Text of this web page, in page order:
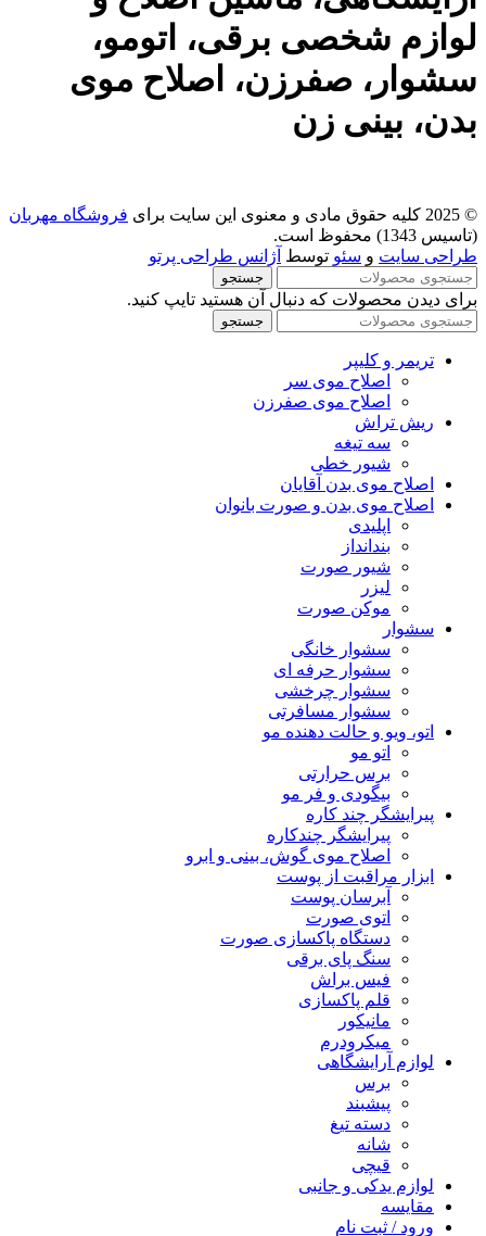
لوازم شخصی برقی، اتومو،
سشوار، صفرزن، اصلاح موی
بدن، بینی زن
© 2025 کلیه حقوق مادی و معنوی این سایت برای
فروشگاه مهربان
(تاسیس 1343) محفوظ است.
طراحی سایت و سئو توسط آژانس طراحی پرتو
جستجو
برای دیدن محصولات که دنبال آن هستید تایپ کنید.
جستجو
تریمر و کلیپر
اصلاح موی سر
اصلاح موی صفرزن
ریش تراش
سه تیغه
شیور خطی
اصلاح موی بدن آقایان
اصلاح موی بدن و صورت بانوان
اپلیدی
بندانداز
شیور صورت
لیزر
موکن صورت
سشوار
سشوار خانگی
سشوار حرفه ای
سشوار چرخشی
سشوار مسافرتی
اتو، ویو و حالت دهنده مو
اتو مو
برس حرارتی
بیگودی و فر مو
پیرایشگر چند کاره
پیرایشگر چندکاره
اصلاح موی گوش، بینی و ابرو
ابزار مراقبت از پوست
آبرسان پوست
اتوی صورت
دستگاه پاکسازی صورت
سنگ پای برقی
فیس براش
قلم پاکسازی
مانیکور
میکرودرم
لوازم آرایشگاهی
برس
پیشبند
دسته تیغ
شانه
قیچی
لوازم یدکی و جانبی
مقایسه
ورود / ثبت نام